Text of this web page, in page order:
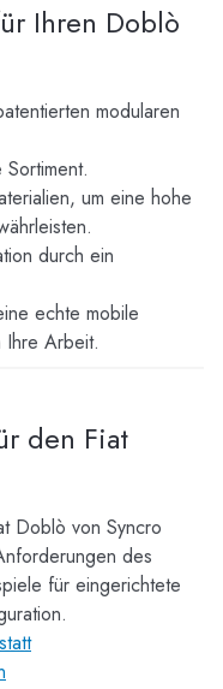
Ihren Doblò
modularen
um eine hohe
durch ein
echte mobile
Ihre Arbeit.
den Fiat
Doblò von Syncro
des
für eingerichtete